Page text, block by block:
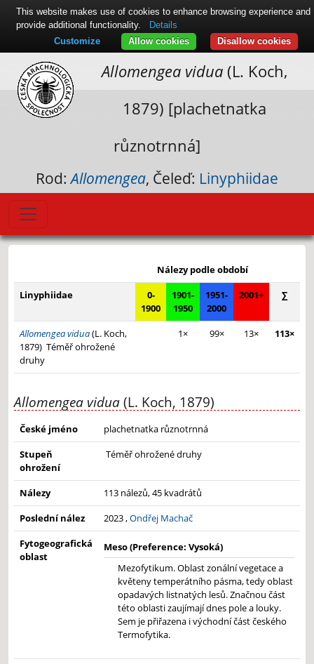
Allomengea vidua(L. Koch,
1879) [plachetnatka
různotrnná]
Rod:Allomengea, Čeleď: Linyphiidae
−
Leaflet|© Seznam.cz a.s. a další
Nálezy podle období
Linyphiidae
0-
1900
1901-
1950
1951-
2000
2001+ ∑
Allomengea vidua(L. Koch,
1879) Téměř ohrožené
druhy
1× 99× 13× 113×
Allomengea vidua(L. Koch, 1879)
České jméno
plachetnatka různotrnná
Stupeň
ohrožení
Téměř ohrožené druhy
Nálezy
113 nálezů, 45 kvadrátů
Poslední nález
2023 ,Ondřej Machač
Fytogeografická
oblast
Meso (Preference: Vysoká)
Mezofytikum. Oblast zonální vegetace a
květeny temperátního pásma, tedy oblast
opadavých listnatých lesů. Značnou část
této oblasti zaujímají dnes pole a louky.
Sem je přiřazena i východní část českého
Termofytika.
This website makes use of cookies to enhance browsing experience and
provide additional functionality.
Details
Disallow cookies
Allow cookies
Customize